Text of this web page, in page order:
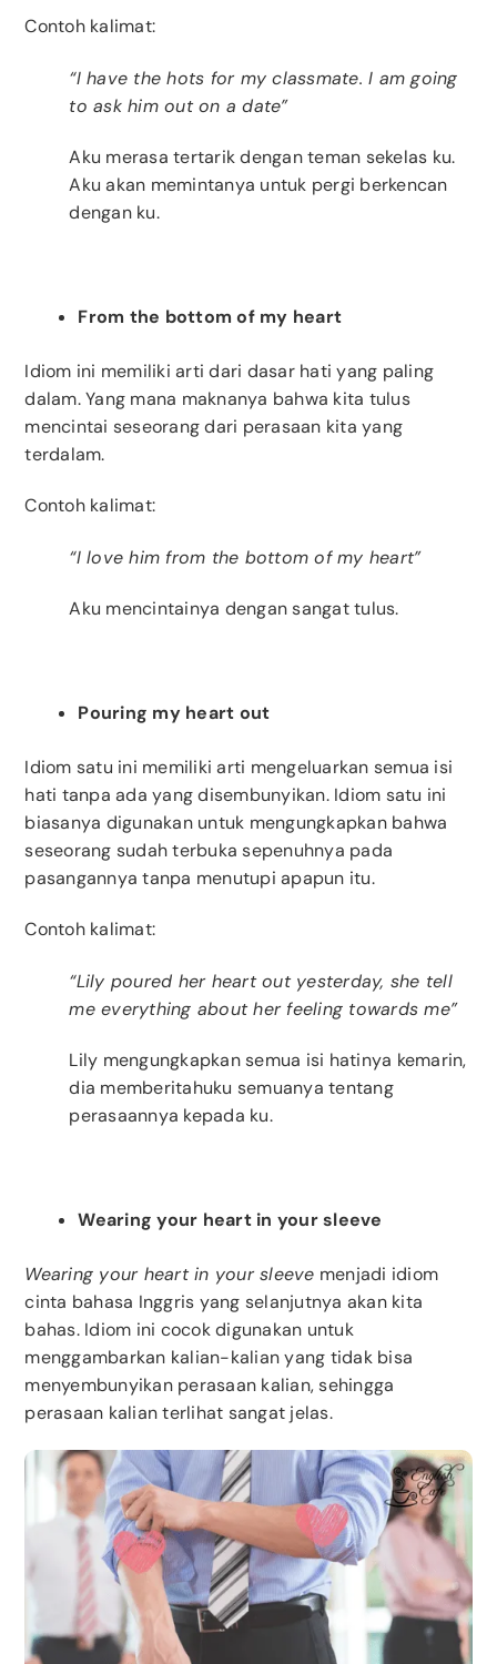
Contoh kalimat:
“I have the hots for my classmate. I am going
to ask him out on a date”
Aku merasa tertarik dengan teman sekelas ku.
Aku akan memintanya untuk pergi berkencan
dengan ku.
From the bottom of my heart
Idiom ini memiliki arti dari dasar hati yang paling
dalam. Yang mana maknanya bahwa kita tulus
mencintai seseorang dari perasaan kita yang
terdalam.
Contoh kalimat:
“I love him from the bottom of my heart”
Aku mencintainya dengan sangat tulus.
Pouring my heart out
Idiom satu ini memiliki arti mengeluarkan semua isi
hati tanpa ada yang disembunyikan. Idiom satu ini
biasanya digunakan untuk mengungkapkan bahwa
seseorang sudah terbuka sepenuhnya pada
pasangannya tanpa menutupi apapun itu.
Contoh kalimat:
“Lily poured her heart out yesterday, she tell
me everything about her feeling towards me”
Lily mengungkapkan semua isi hatinya kemarin,
dia memberitahuku semuanya tentang
perasaannya kepada ku.
Wearing your heart in your sleeve
Wearing your heart in your sleeve menjadi idiom
cinta bahasa Inggris yang selanjutnya akan kita
bahas. Idiom ini cocok digunakan untuk
menggambarkan kalian-kalian yang tidak bisa
menyembunyikan perasaan kalian, sehingga
perasaan kalian terlihat sangat jelas.